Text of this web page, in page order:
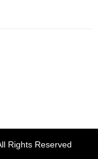
Rights Reserved